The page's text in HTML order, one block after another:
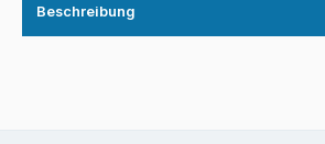
Beschreibung